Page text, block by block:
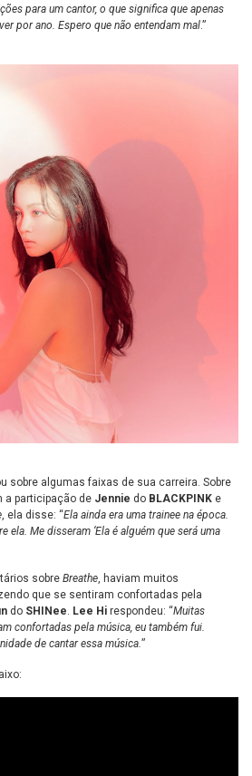
para um cantor, o que significa que apenas
por ano. Espero que não entendam mal.”
sobre algumas faixas de sua carreira. Sobre
a participação de Jennie do BLACKPINK e
, ela disse: “Ela ainda era uma trainee na época.
ela. Me disseram ‘Ela é alguém que será uma
sobre Breathe , haviam muitos
que se sentiram confortadas pela
do SHINee Lee Hi respondeu: “Muitas
confortadas pela música, eu também fui.
de cantar essa música. ”